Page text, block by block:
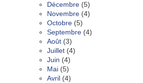
Décembre (5)
Novembre (4)
Octobre (5)
Septembre (4)
Août (3)
Juillet (4)
Juin (4)
Mai (5)
Avril (4)